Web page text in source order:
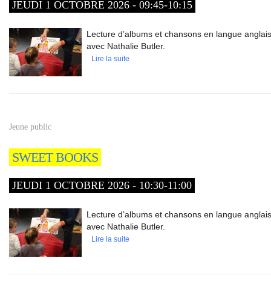
JEUDI 1 OCTOBRE 2026 - 09:45-10:15
Lecture d’albums et chansons en langue
avec Nathalie Butler.
Lire la suite
Jeune public
SWEET BOOKS
JEUDI 1 OCTOBRE 2026 - 10:30-11:00
Lecture d’albums et chansons en langue
avec Nathalie Butler.
Lire la suite